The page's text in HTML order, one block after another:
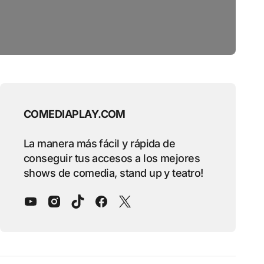
COMEDIAPLAY.COM
La manera más fácil y rápida de
conseguir tus accesos a los mejores
shows de comedia, stand up y teatro!